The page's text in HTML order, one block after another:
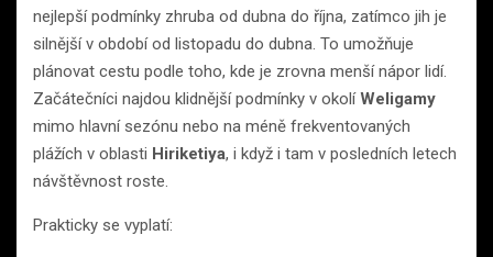
nejlepší podmínky zhruba od dubna do října, zatímco jih je
silnější v období od listopadu do dubna. To umožňuje
plánovat cestu podle toho, kde je zrovna menší nápor lidí.
Začátečníci najdou klidnější podmínky v okolíWeligamy
mimo hlavní sezónu nebo na méně frekventovaných
plážích v oblasti Hiriketiya, i když i tam v posledních letech
návštěvnost roste.
Prakticky se vyplatí: